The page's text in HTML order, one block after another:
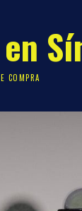
en
COMPRA